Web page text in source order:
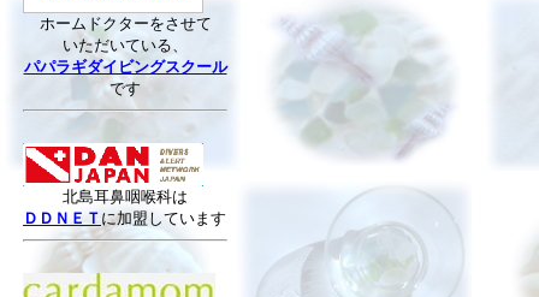
ホームドクターをさせて
いただいている、
パパラギダイビングスクール
です
北島耳鼻咽喉科は
ＤＤＮＥＴ に加盟しています